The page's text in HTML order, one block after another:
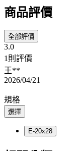
商品評價
全部評價
3.0
1則評價
王**
2026/04/21
規格
選擇
E-20x28